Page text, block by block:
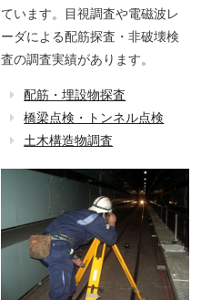
ています。目視調査や電磁波レ
ーダによる配筋探査・非破壊検
査の調査実績があります。
配筋・埋設物探査
橋梁点検・トンネル点検
土木構造物調査